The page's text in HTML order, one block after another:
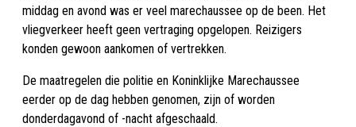
middag en avond was er veel marechaussee op de been. Het
vliegverkeer heeft geen vertraging opgelopen. Reizigers
konden gewoon aankomen of vertrekken.
De maatregelen die politie en Koninklijke Marechaussee
eerder op de dag hebben genomen, zijn of worden
donderdagavond of -nacht afgeschaald.